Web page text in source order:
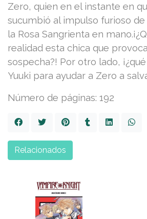
Zero, quien en el instante en
sucumbió al impulso furioso
la Rosa Sangrienta en
realidad esta chica que
sospecha?! Por otro lado,
Yuuki para ayudar a Zero a
Número de páginas: 192
Relacionados